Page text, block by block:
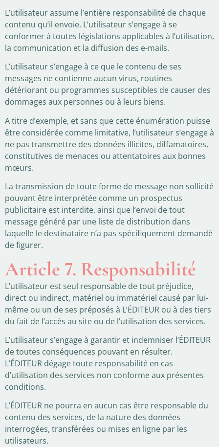
L’utilisateur assume l’entière responsabilité de chaque
contenu qu’il envoie. L’utilisateur s’engage à se
conformer à toutes législations applicables à l’utilisation,
la communication et la diffusion des e-mails.
L’utilisateur s’engage à ce que le contenu de ses
messages ne contienne aucun virus, routines
détériorant ou programmes susceptibles de causer des
dommages aux personnes ou à leurs biens.
A titre d’exemple, et sans que cette énumération puisse
être considérée comme limitative, l’utilisateur s’engage à
ne pas transmettre des données illicites, diffamatoires,
constitutives de menaces ou attentatoires aux bonnes
mœurs.
La transmission de toute forme de message non sollicité
pouvant être interprétée comme un prospectus
publicitaire est interdite, ainsi que l’envoi de tout
message généré par une liste de distribution dans
laquelle le destinataire n’a pas spécifiquement demandé
de figurer.
Article 7. Responsabilité
L’utilisateur est seul responsable de tout préjudice,
direct ou indirect, matériel ou immatériel causé par lui-
même ou un de ses préposés à L’ÉDITEUR ou à des tiers
du fait de l’accès au site ou de l’utilisation des services.
L’utilisateur s’engage à garantir et indemniser l’ÉDITEUR
de toutes conséquences pouvant en résulter.
L’ÉDITEUR dégage toute responsabilité en cas
d’utilisation des services non conforme aux présentes
conditions.
L’ÉDITEUR ne pourra en aucun cas être responsable du
contenu des services, de la nature des données
interrogées, transférées ou mises en ligne par les
utilisateurs.